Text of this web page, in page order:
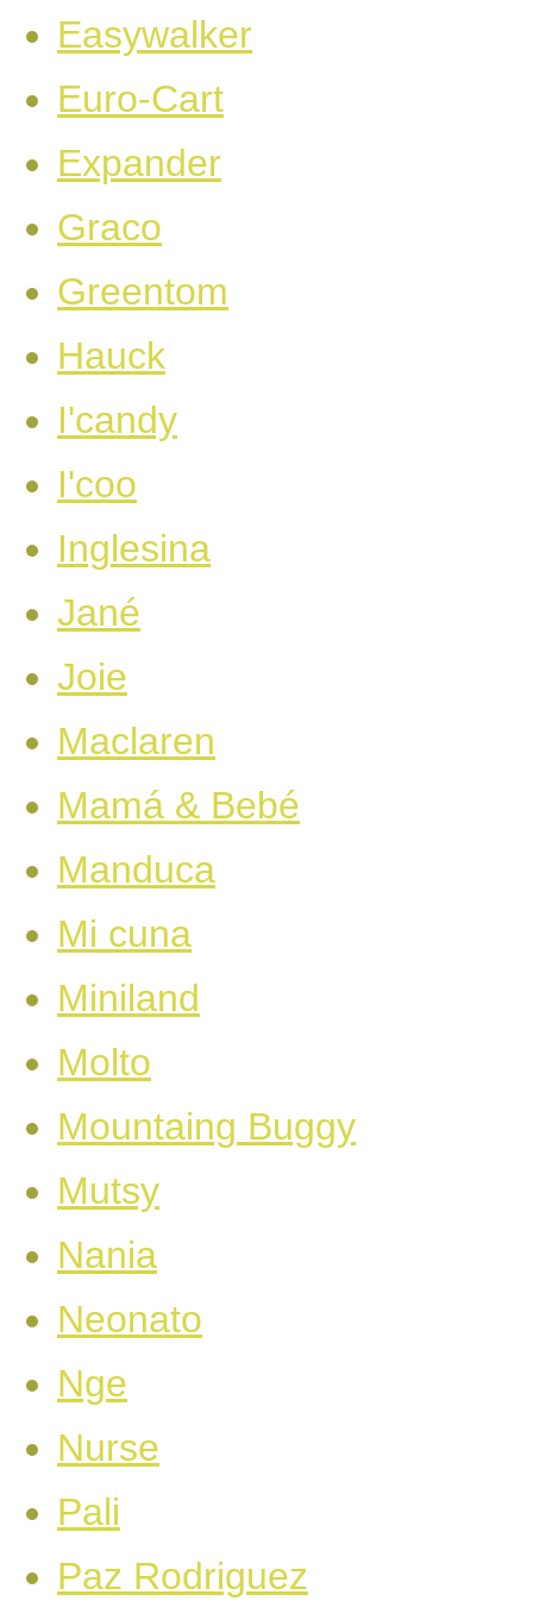
Easywalker
Euro-Cart
Expander
Graco
Greentom
Hauck
I'candy
I'coo
Inglesina
Jané
Joie
Maclaren
Mamá & Bebé
Manduca
Mi cuna
Miniland
Molto
Mountaing Buggy
Mutsy
Nania
Neonato
Nge
Nurse
Pali
Paz Rodriguez